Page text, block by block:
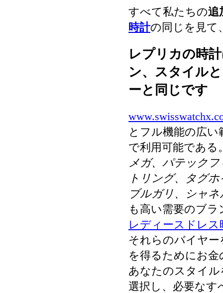
すべて私たちの追
時計の同じを見て
レプリカの時
ン、スタイル
ーと同じです
とフル機能の広
で利用可能である
メガ、パテック
トリング、タグ
ブルガリ、シャ
も高い需要のブ
レディースドレス
それらのバイヤ
を得るためにお
あなたのスタイ
選択し、必要なす